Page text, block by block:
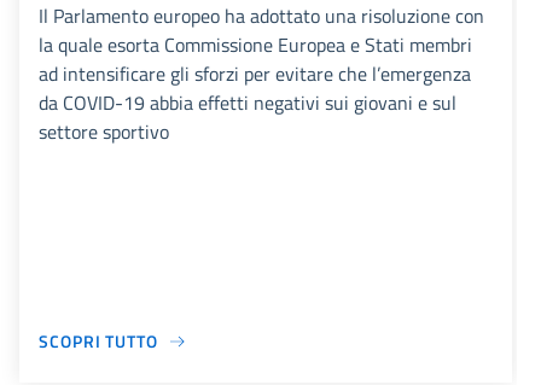
Il Parlamento europeo ha adottato una risoluzione con
la quale esorta Commissione Europea e Stati membri
ad intensificare gli sforzi per evitare che l’emergenza
da COVID-19 abbia effetti negativi sui giovani e sul
settore sportivo
SCOPRI TUTTO